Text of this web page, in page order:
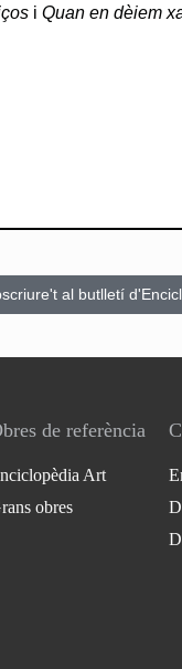
iQuan en dèiem
al butlletí
de referència
Art
obres